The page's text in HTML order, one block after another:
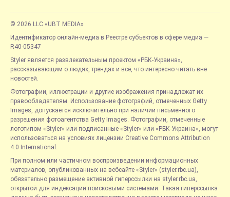
© 2026 LLC «UBT MEDIA»
Идентификатор онлайн-медиа в Реестре субъектов в сфере медиа —
R40-05347
Styler является развлекательным проектом «РБК-Украина»,
рассказывающим о людях, трендах и всё, что интересно читать вне
новостей.
Фотографии, иллюстрации и другие изображения принадлежат их
правообладателям. Использование фотографий, отмеченных Getty
Images, допускается исключительно при наличии письменного
разрешения фотоагентства Getty Images. Фотографии, отмеченные
логотипом «Styler» или подписанные «Styler» или «РБК-Украина», могут
использоваться на условиях лицензии Creative Commons Attribution
4.0 International.
При полном или частичном воспроизведении информационных
материалов, опубликованных на вебсайте «Styler» (styler.rbc.ua),
обязательно размещение активной гиперссылки на styler.rbc.ua,
открытой для индексации поисковыми системами. Такая гиперссылка